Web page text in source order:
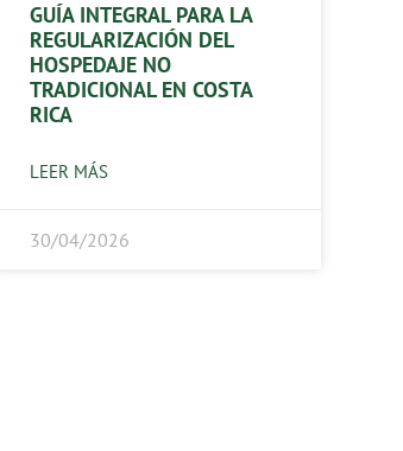
GUÍA INTEGRAL PARA LA
REGULARIZACIÓN DEL
HOSPEDAJE NO
TRADICIONAL EN COSTA
RICA
LEER MÁS
30/04/2026